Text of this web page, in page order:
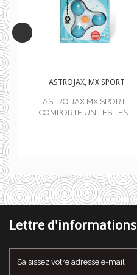
-
ASTROJAX, MX SPORT
ASTRO JAX MX SPORT -
COMPORTE UN LEST EN...
Lettre d'informations